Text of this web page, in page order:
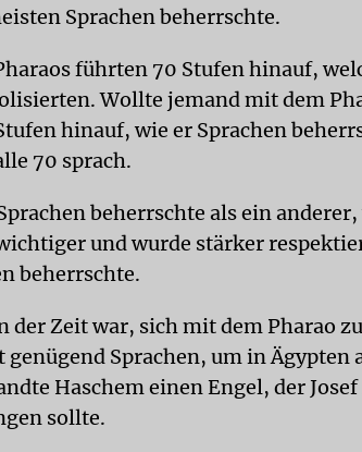
Sprachen beherrschte.
führten 70 Stufen hinauf,
Wollte jemand mit dem
hinauf, wie er Sprachen
70 sprach.
beherrschte als ein
und wurde stärker
beherrschte.
der Zeit war, sich mit dem Pharao
Sprachen, um in Ägypten
Haschem einen Engel, der
sollte.